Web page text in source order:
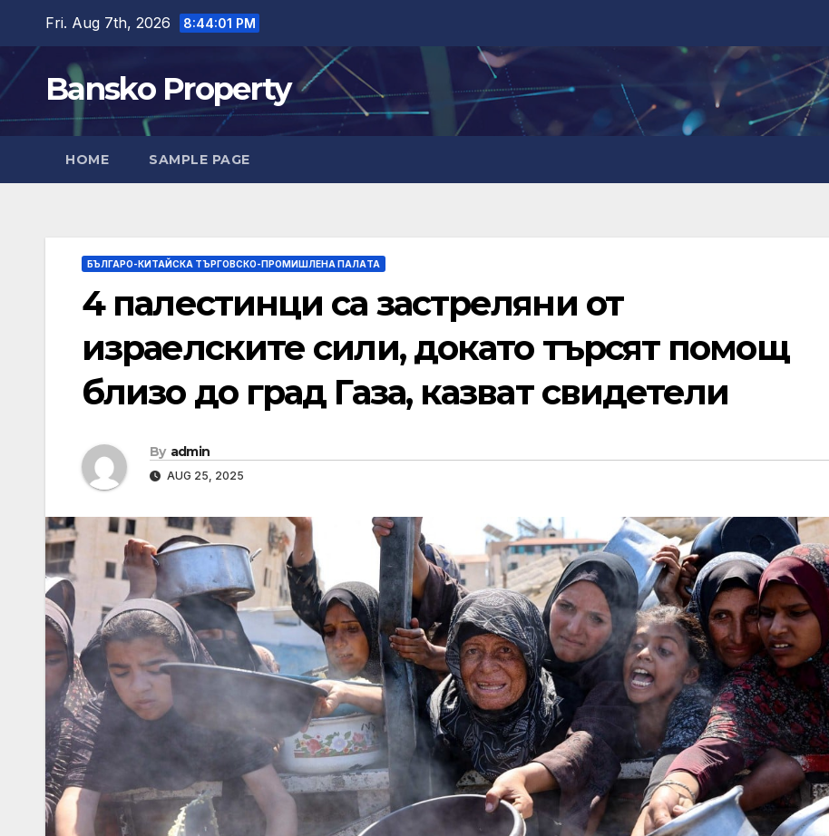
content
Fri. Aug 7th, 2026 8:44:02 PM
Bansko Property
HOME SAMPLE PAGE
БЪЛГАРО-КИТАЙСКА ТЪРГОВСКО-ПРОМИШЛЕНА ПАЛAТА
4 палестинци са застреляни от
израелските сили, докато търсят помощ
близо до град Газа, казват свидетели
By admin
AUG 25, 2025